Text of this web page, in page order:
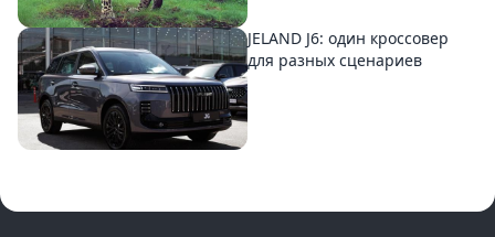
JELAND J6: один кроссовер
для разных сценариев